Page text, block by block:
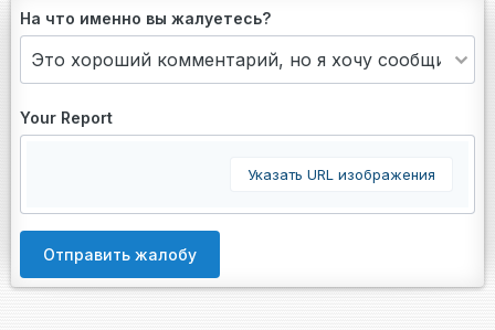
На что именно вы жалуетесь?
Your Report
Указать URL изображения
Отправить жалобу